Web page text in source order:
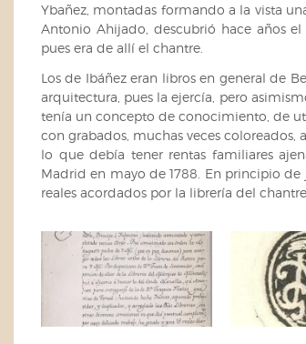
Ybañez, montadas formando a la vista
Antonio Ahijado, descubrió hace años
pues era de allí el chantre.
Los de Ibáñez eran libros en general de
arquitectura, pues la ejercía, pero
tenía un concepto de conocimiento, de
con grabados, muchas veces
lo que debía tener rentas familiares
Madrid en mayo de 1788. En principio
reales acordados por la librería del